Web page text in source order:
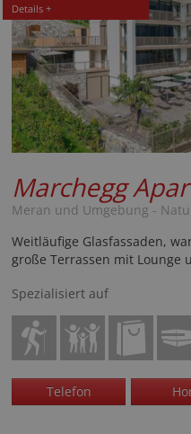
Details +
Marchegg
Meran und Umgebung -
Weitläufige Glasfassaden,
große Terrassen mit Lounge
Spezialisiert auf
Telefon